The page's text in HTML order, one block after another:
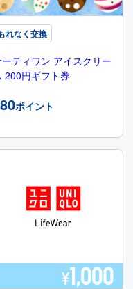
れなく交換
ティワン アイスクリー
200円ギフト券
ポイント